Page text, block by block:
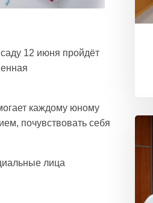
12 июня пройдёт
каждому юному
почувствовать себя
лица